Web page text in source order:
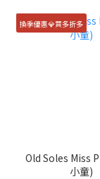
換季優惠💎買多折多
Old Soles Miss
小童)